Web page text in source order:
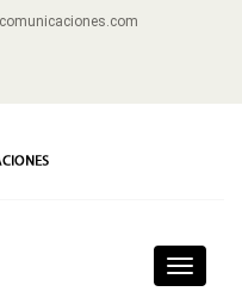
Toggle